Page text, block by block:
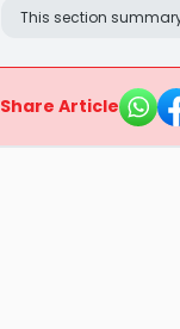
This section
Share Article